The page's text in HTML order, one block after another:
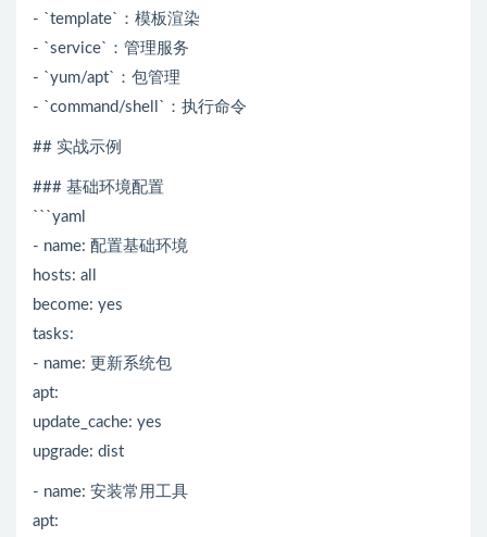
- `template`：模板渲染
- `service`：管理服务
- `yum/apt`：包管理
- `command/shell`：执行命令
## 实战示例
### 基础环境配置
```yaml
- name: 配置基础环境
hosts: all
become: yes
tasks:
- name: 更新系统包
apt:
update_cache: yes
upgrade: dist
- name: 安装常用工具
apt: